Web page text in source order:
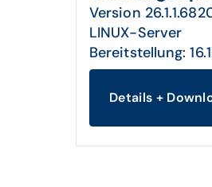
Version
LINUX-Server
Bereitstellung:
Details +